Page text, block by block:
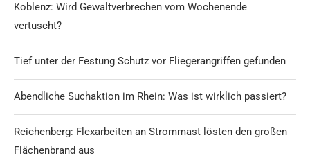
Koblenz: Wird Gewaltverbrechen vom Wochenende
vertuscht?
Tief unter der Festung Schutz vor Fliegerangriffen gefunden
Abendliche Suchaktion im Rhein: Was ist wirklich passiert?
Reichenberg: Flexarbeiten an Strommast lösten den großen
Flächenbrand aus